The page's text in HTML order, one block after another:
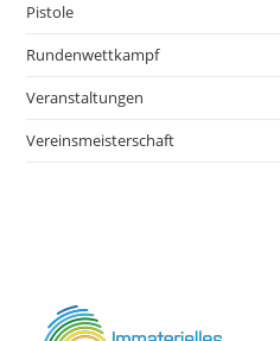
Pistole
Rundenwettkampf
Veranstaltungen
Vereinsmeisterschaft